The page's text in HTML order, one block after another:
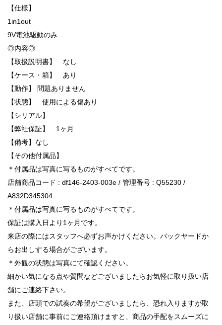
【仕様】
1in1out
9V電池駆動のみ
◎内容◎
【取扱説明書】 なし
【ケース・箱】 あり
【動作】 問題ありません
【状態】 使用による傷あり
【シリアル】
【弊社保証】 1ヶ月
【備考】なし
【その他付属品】
＊付属品は写真に写るものがすべてです。
店舗商品コード : df146-2403-003e / 管理番号 : Q55230 /
A832D345304
＊付属品は写真に写るものがすべてです。
保証は購入日より1ヶ月です。
来店の際にはスタッフへ必ずお声かけください。バックヤードか
らお出しする場合がございます。
＊外観の状態は写真にて確認ください。
細かい気になる点や質問などございましたらお気軽に取り扱い店
舗にご連絡下さい。
また、店頭での試奏の希望がございましたら、恐れ入りますが取
り扱い店舗に事前にご連絡頂けますと、商品の手配をスムーズに